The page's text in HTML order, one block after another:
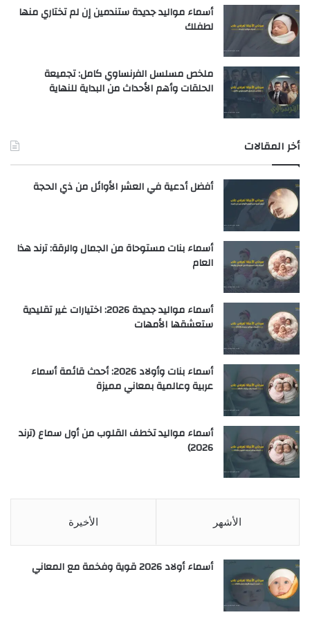
أسماء مواليد جديدة ستندمين إن لم تختاري منها
لطفلك
ملخص مسلسل الفرنساوي كامل: تجميعة
الحلقات وأهم الأحداث من البداية للنهاية
أخر المقالات
أفضل أدعية في العشر الأوائل من ذي الحجة
أسماء بنات مستوحاة من الجمال والرقة: ترند هذا
العام
أسماء مواليد جديدة 2026: اختيارات غير تقليدية
ستعشقها الأمهات
أسماء بنات وأولاد 2026: أحدث قائمة أسماء
عربية وعالمية بمعاني مميزة
أسماء مواليد تخطف القلوب من أول سماع (ترند
2026)
الأشهر الأخيرة
أسماء أولاد 2026 قوية وفخمة مع المعاني